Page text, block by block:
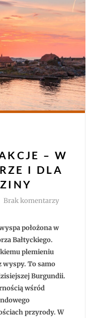
– W
I DLA
Brak komentarzydo
w
położona w
Bałtyckiego.
plemieniu
wyspy. To samo
Burgundii.
wśród
przyrody. W